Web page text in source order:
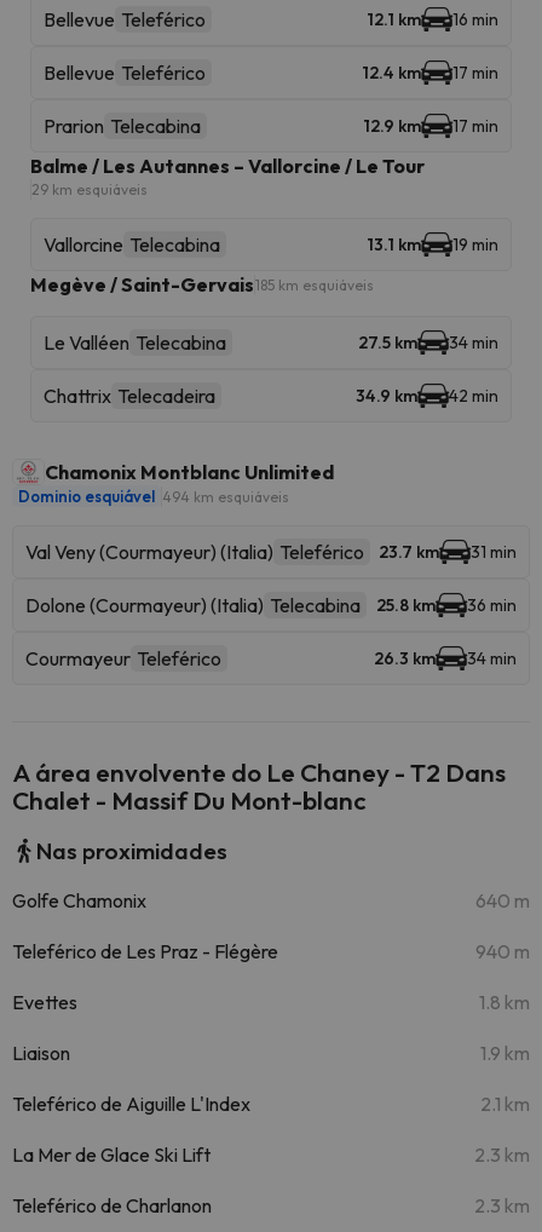
Bellevue Teleférico 12.1 km 16 min
Bellevue Teleférico 12.4 km 17 min
Prarion Telecabina 12.9 km 17 min
Balme / Les Autannes – Vallorcine / Le Tour
29 km esquiáveis
Vallorcine Telecabina 13.1 km 19 min
Megève / Saint-Gervais185 km esquiáveis
Le Valléen Telecabina 27.5 km 34 min
Chattrix Telecadeira 34.9 km 42 min
Chamonix Montblanc Unlimited
Dominio esquiável 494 km esquiáveis
Val Veny (Courmayeur) (Italia) Teleférico 23.7 km 31 min
Dolone (Courmayeur) (Italia) Telecabina 25.8 km 36 min
Courmayeur Teleférico 26.3 km 34 min
A área envolvente do Le Chaney - T2 Dans
Chalet - Massif Du Mont-blanc
Nas proximidades
Golfe Chamonix 640 m
Teleférico de Les Praz - Flégère 940 m
Evettes 1.8 km
Liaison 1.9 km
Teleférico de Aiguille L'Index 2.1 km
La Mer de Glace Ski Lift 2.3 km
Teleférico de Charlanon 2.3 km